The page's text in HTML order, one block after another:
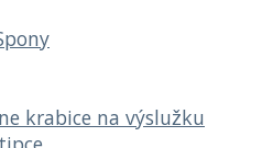
krabice na výslužku